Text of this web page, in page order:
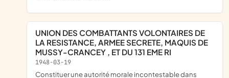
UNION DES COMBATTANTS VOLONTAIRES DE
LA RESISTANCE, ARMEE SECRETE, MAQUIS DE
MUSSY-CRANCEY , ET DU 131 EME RI
1948-03-19
constituer une autorité morale incontestable dans